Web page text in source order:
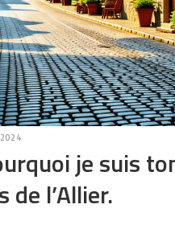
je suis
de l’Allier.